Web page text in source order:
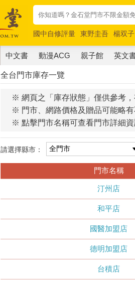
國中自修評量 東野圭吾 楊双子
唯紅花綻放
奧德賽 路邊攤新作
中文書 動漫ACG 親子館 英文
全台門市庫存一覽
※ 網頁之「庫存狀態」僅供參考，
※ 門市、網路價格及贈品可能略有
※ 點擊門市名稱可查看門市詳細資
請選擇縣市：
門市名稱
汀州店
和平店
國醫加盟店
德明加盟店
台積店